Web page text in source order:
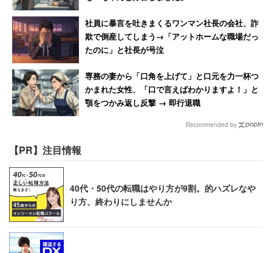
社員に暴言を吐きまくるワンマン社長の会社、詐
欺で倒産してしまう→「アットホームな職場だっ
たのに」と社長が号泣
専務の妻から「口角を上げて」と口元を力一杯つ
かまれた女性、「口で言えばわかりますよ！」と
顎をつかみ返し反撃 → 即行退職
Recommended by
【PR】注目情報
40代・50代の転職はやり方が9割。的ハズレなや
り方、終わりにしませんか